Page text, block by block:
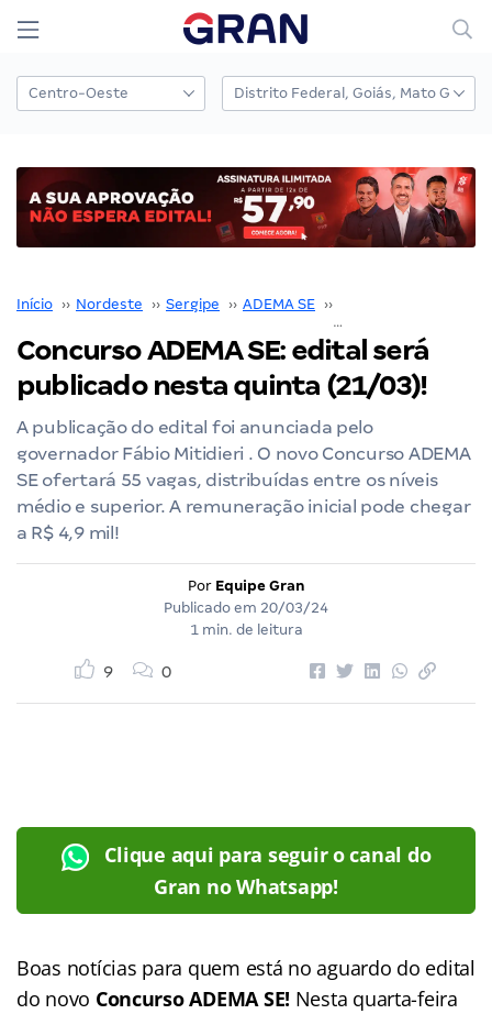
Início ›› Nordeste ›› Sergipe ›› ADEMA SE ››
Concurso ADEMA SE: edital será
publicado nesta quinta (21/03)!
A publicação do edital foi anunciada pelo
governador Fábio Mitidieri . O novo Concurso ADEMA
SE ofertará 55 vagas, distribuídas entre os níveis
médio e superior. A remuneração inicial pode chegar
a R$ 4,9 mil!
Por Equipe Gran
Publicado em 20/03/24
1 min. de leitura
9 0
Clique aqui para seguir o canal do
Gran no Whatsapp!
Boas notícias para quem está no aguardo do edital
do novo Concurso ADEMA SE! Nesta quarta-feira